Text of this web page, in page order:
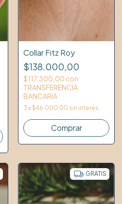
Collar Fitz Roy
$138.000,00
$117.300,00 con
TRANSFERENCIA
BANCARIA
3 x $46.000,00 sin interés
GRATIS